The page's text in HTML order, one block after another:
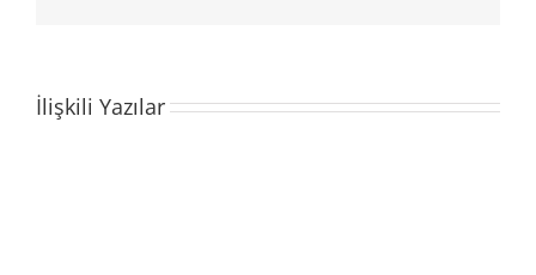
İlişkili Yazılar